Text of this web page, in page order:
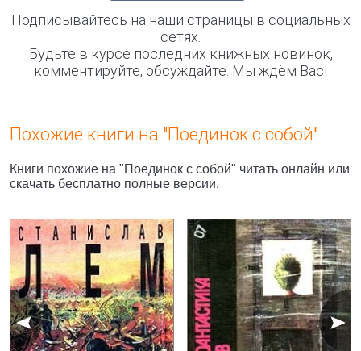
Подписывайтесь на наши страницы в социальных
сетях.
Будьте в курсе последних книжных новинок,
комментируйте, обсуждайте. Мы ждём Вас!
Похожие книги на "Поединок с собой"
Книги похожие на "Поединок с собой" читать онлайн или
скачать бесплатно полные версии.